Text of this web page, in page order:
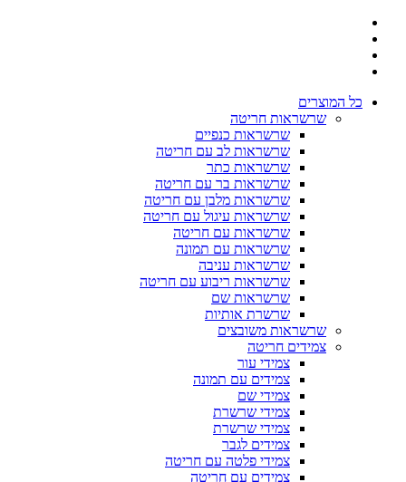
כל המוצרים
שרשראות חריטה
שרשראות כנפיים
שרשראות לב עם חריטה
שרשראות כתר
שרשראות בר עם חריטה
שרשראות מלבן עם חריטה
שרשראות עיגול עם חריטה
שרשראות עם חריטה
שרשראות עם תמונה
שרשראות עניבה
שרשראות ריבוע עם חריטה
שרשראות שם
שרשרת אותיות
שרשראות משובצים
צמידים חריטה
צמידי עור
צמידים עם תמונה
צמידי שם
צמידי שרשרת
צמידי שרשרת
צמידים לגבר
צמידי פלטה עם חריטה
צמידים עם חריטה